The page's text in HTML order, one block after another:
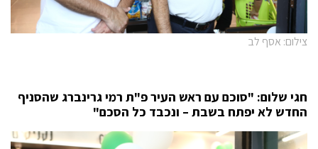
צילום: אסף לב
חגי שלום: "סוכם עם ראש העיר פ"ת רמי גרינברג שהסניף
החדש לא יפתח בשבת – ונכבד כל הסכם"